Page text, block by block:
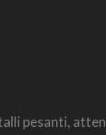
pesanti,